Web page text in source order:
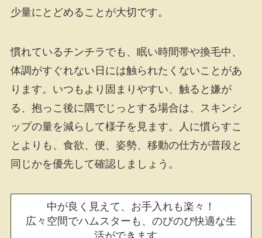
少量にとどめることが大切です。
慣れているチンチラでも、眠い時間帯や換毛中、
体調がすぐれない日には触られたくないことがあ
ります。いつもより固まりやすい、触ると嫌が
る、抱っこ後に隅でじっとする場合は、スキンシ
ップの量を減らして様子を見ます。人に慣らすこ
とよりも、食欲、便、姿勢、移動の仕方が普段と
同じかを優先して確認しましょう。
中が良く見えて、お手入れも楽々！
広々空間でハムスターも、のびのび快適な生